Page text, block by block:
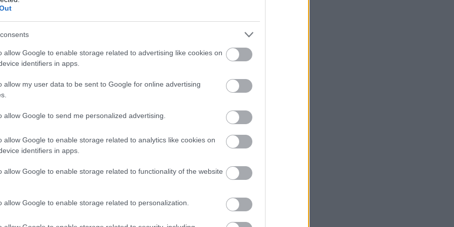
allow Google to enable storage related to advertising like cookies on
identifiers in apps.
allow my user data to be sent to Google for online advertising
allow Google to send me personalized advertising.
allow Google to enable storage related to analytics like cookies on
identifiers in apps.
allow Google to enable storage related to functionality of the website
allow Google to enable storage related to personalization.
visa dzīve bija
nošauto suņu
tiesā nespēj
operatora “Digitours”
situācijā
vēlētāju. Šī saraksta līderi ir Vilnītis, Liepājas
deputāts Atis Deksnis un Liepājas pilsētas